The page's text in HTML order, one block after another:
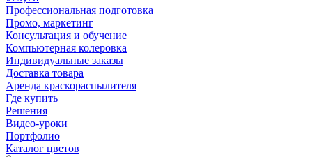
Профессиональная подготовка
Промо, маркетинг
Консультация и обучение
Компьютерная колеровка
Индивидуальные заказы
Доставка товара
Аренда краскораспылителя
Где купить
Решения
Видео-уроки
Портфолио
Каталог цветов